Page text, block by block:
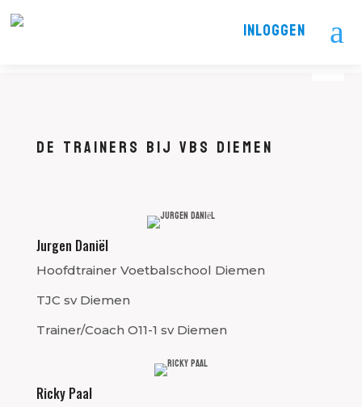
INLOGGEN a
DE TRAINERS BIJ VBS DIEMEN
Jurgen Daniël
Hoofdtrainer Voetbalschool Diemen
TJC sv Diemen
Trainer/Coach O11-1 sv Diemen
Ricky Paal